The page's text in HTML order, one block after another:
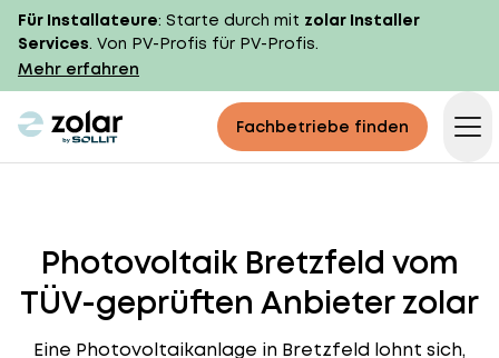
Für Installateure: Starte durch mit zolar Installer
Services. Von PV-Profis für PV-Profis.
Mehr erfahren
zolar logo Fachbetriebe finden
Photovoltaik Bretzfeld vom
TÜV-geprüften Anbieter zolar
Eine Photovoltaikanlage in Bretzfeld lohnt sich,